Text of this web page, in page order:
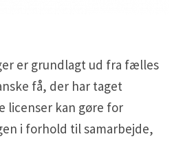
er grundlagt ud fra fælles
få, der har taget
licenser kan gøre for
i forhold til samarbejde,